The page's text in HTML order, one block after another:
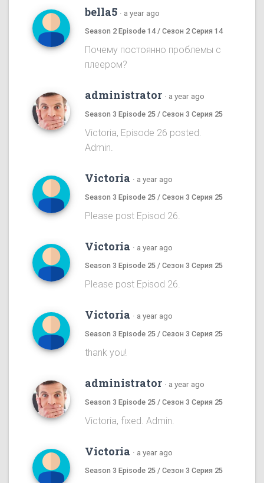
bella5 · a year ago
Season 2 Episode 14 / Сезон 2 Серия 14
Почему постоянно проблемы с
плеером?
administrator · a year ago
Season 3 Episode 25 / Сезон 3 Серия 25
Victoria, Episode 26 posted.
Admin.
Victoria · a year ago
Season 3 Episode 25 / Сезон 3 Серия 25
Please post Episod 26.
Victoria · a year ago
Season 3 Episode 25 / Сезон 3 Серия 25
Please post Episod 26.
Victoria · a year ago
Season 3 Episode 25 / Сезон 3 Серия 25
thank you!
administrator · a year ago
Season 3 Episode 25 / Сезон 3 Серия 25
Victoria, fixed. Admin.
Victoria · a year ago
Season 3 Episode 25 / Сезон 3 Серия 25